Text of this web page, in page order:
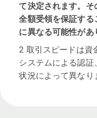
て決定されます。
全額受領を保証する
に異なる可能性があ
2 取引スピードは資
システムによる認
状況によって異なり